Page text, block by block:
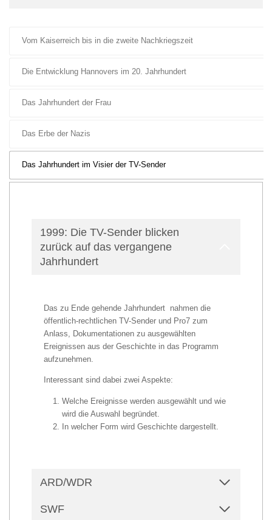
Vom Kaiserreich bis in die zweite Nachkriegszeit
Die Entwicklung Hannovers im 20. Jahrhundert
Das Jahrhundert der Frau
Das Erbe der Nazis
Das Jahrhundert im Visier der TV-Sender
1999: Die TV-Sender blicken
zurück auf das vergangene
Jahrhundert
Das zu Ende gehende Jahrhundert nahmen die
öffentlich-rechtlichen TV-Sender und Pro7 zum
Anlass, Dokumentationen zu ausgewählten
Ereignissen aus der Geschichte in das Programm
aufzunehmen.
Interessant sind dabei zwei Aspekte:
Welche Ereignisse werden ausgewählt und wie
wird die Auswahl begründet.
In welcher Form wird Geschichte dargestellt.
ARD/WDR
SWF